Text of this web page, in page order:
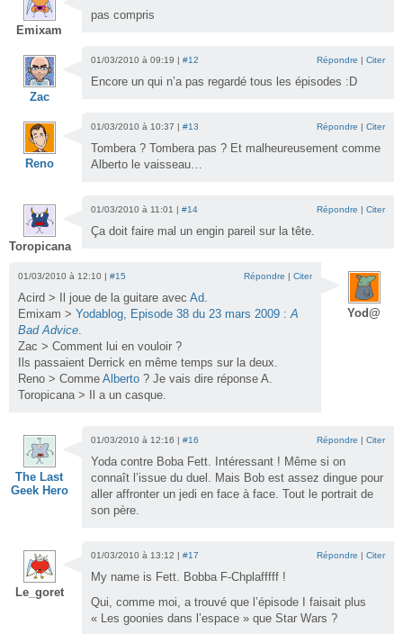
Emixam
pas compris
Zac
01/03/2010 à 09:19 | #12 Répondre | Citer
Encore un qui n’a pas regardé tous les épisodes :D
Reno
01/03/2010 à 10:37 | #13 Répondre | Citer
Tombera ? Tombera pas ? Et malheureusement comme
Alberto le vaisseau…
Toropicana
01/03/2010 à 11:01 | #14 Répondre | Citer
Ça doit faire mal un engin pareil sur la tête.
Yod@
01/03/2010 à 12:10 | #15 Répondre | Citer
Acird > Il joue de la guitare avec Ad.
Emixam > Yodablog, Episode 38 du 23 mars 2009 :A
Bad Advice.
Zac > Comment lui en vouloir ?
Ils passaient Derrick en même temps sur la deux.
Reno > Comme Alberto ? Je vais dire réponse A.
Toropicana > Il a un casque.
The Last
Geek Hero
01/03/2010 à 12:16 | #16 Répondre | Citer
Yoda contre Boba Fett. Intéressant ! Même si on
connaît l’issue du duel. Mais Bob est assez dingue pour
aller affronter un jedi en face à face. Tout le portrait de
son père.
Le_goret
01/03/2010 à 13:12 | #17 Répondre | Citer
My name is Fett. Bobba F-Chplafffff !
Qui, comme moi, a trouvé que l’épisode I faisait plus
« Les goonies dans l’espace » que Star Wars ?